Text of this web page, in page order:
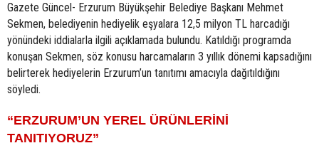
Gazete Güncel- Erzurum Büyükşehir Belediye Başkanı Mehmet
Sekmen, belediyenin hediyelik eşyalara 12,5 milyon TL harcadığı
yönündeki iddialarla ilgili açıklamada bulundu. Katıldığı programda
konuşan Sekmen, söz konusu harcamaların 3 yıllık dönemi kapsadığını
belirterek hediyelerin Erzurum’un tanıtımı amacıyla dağıtıldığını
söyledi.
“ERZURUM’UN YEREL ÜRÜNLERİNİ
TANITIYORUZ”